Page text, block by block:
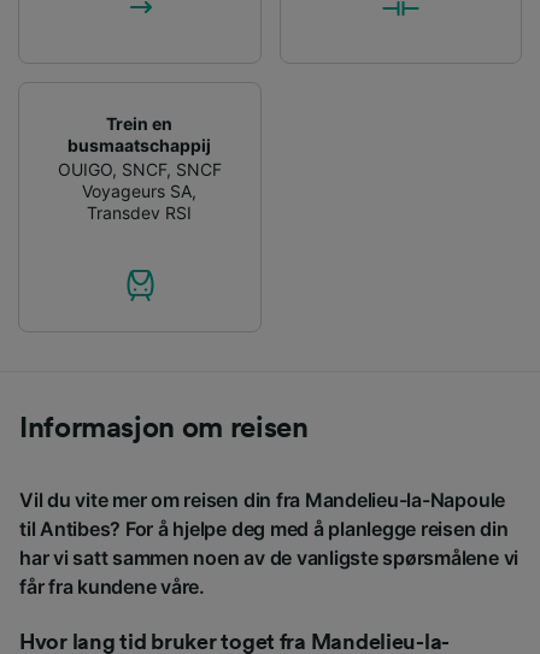
Trein en
busmaatschappij
OUIGO, SNCF, SNCF
Voyageurs SA,
Transdev RSI
Informasjon om reisen
Vil du vite mer om reisen din fra Mandelieu-la-Napoule
til Antibes? For å hjelpe deg med å planlegge reisen din
har vi satt sammen noen av de vanligste spørsmålene vi
får fra kundene våre.
Hvor lang tid bruker toget fra Mandelieu-la-